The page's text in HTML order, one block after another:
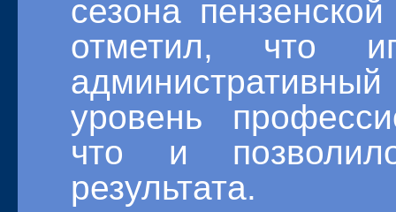
сезона
отметил, что
уровень
что и
результата.